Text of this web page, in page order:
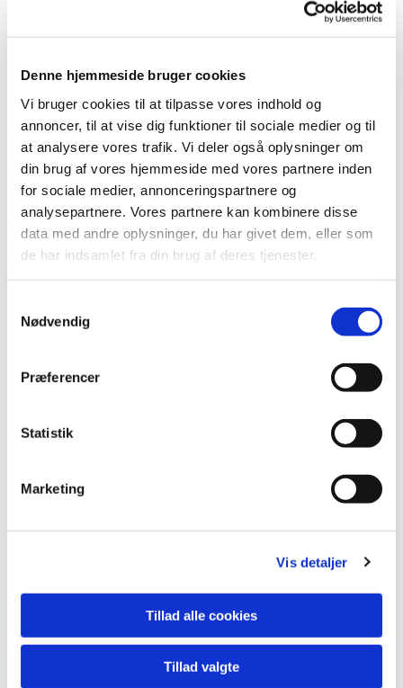
Denne hjemmeside bruger cookies
Vi bruger cookies til at tilpasse vores indhold og
annoncer, til at vise dig funktioner til sociale medier og til
at analysere vores trafik. Vi deler også oplysninger om
din brug af vores hjemmeside med vores partnere inden
for sociale medier, annonceringspartnere og
analysepartnere. Vores partnere kan kombinere disse
data med andre oplysninger, du har givet dem, eller som
de har indsamlet fra din brug af deres tjenester.
Nødvendig
Præferencer
Statistik
Marketing
Vis detaljer
Tillad alle cookies
Tillad valgte